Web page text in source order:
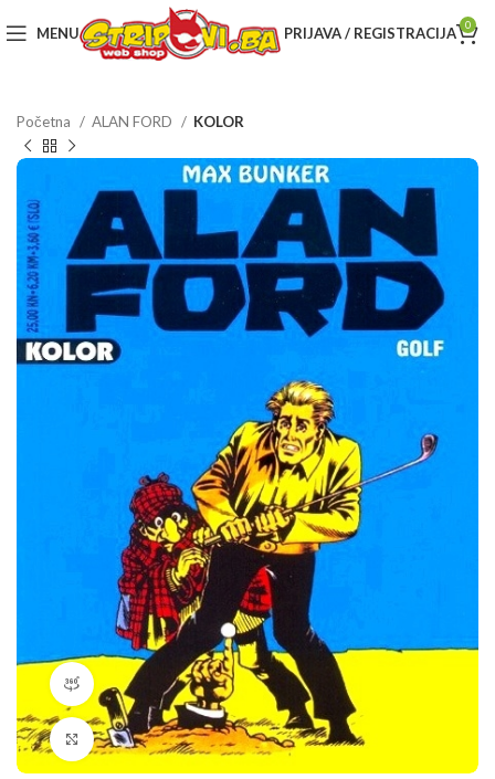
MENU PRIJAVA / REGISTRACIJA 0
Početna ALAN FORD KOLOR
360 product view
Klikni da povečaš